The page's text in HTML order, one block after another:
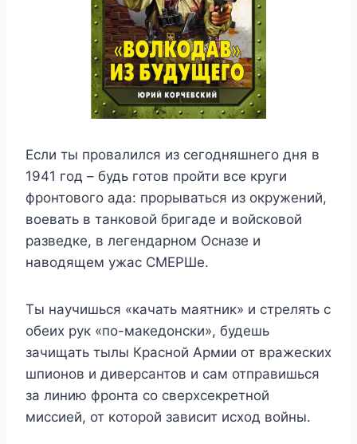
Если ты провалился из сегодняшнего дня в
1941 год – будь готов пройти все круги
фронтового ада: прорываться из окружений,
воевать в танковой бригаде и войсковой
разведке, в легендарном Осназе и
наводящем ужас СМЕРШе.
Ты научишься «качать маятник» и стрелять с
обеих рук «по-македонски», будешь
зачищать тылы Красной Армии от вражеских
шпионов и диверсантов и сам отправишься
за линию фронта со сверхсекретной
миссией, от которой зависит исход войны.